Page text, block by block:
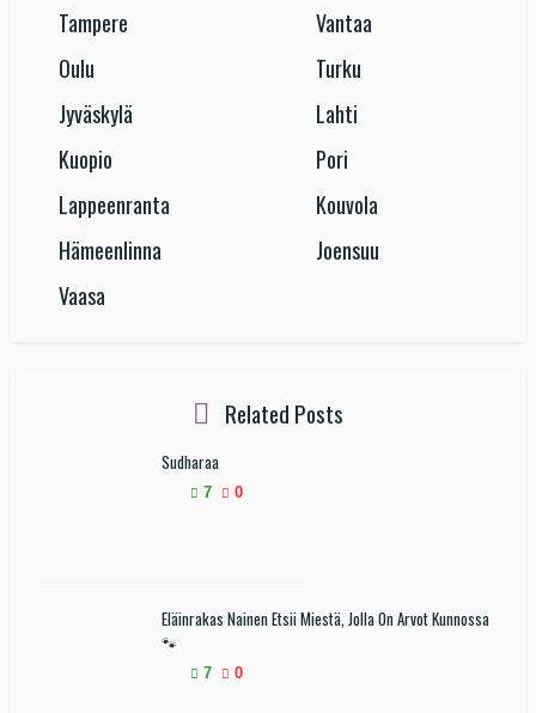
Tampere
Vantaa
Oulu
Turku
Jyväskylä
Lahti
Kuopio
Pori
Lappeenranta
Kouvola
Hämeenlinna
Joensuu
Vaasa
Related Posts
Sudharaa
7 0
Eläinrakas Nainen Etsii Miestä, Jolla On Arvot Kunnossa
🐾
7 0